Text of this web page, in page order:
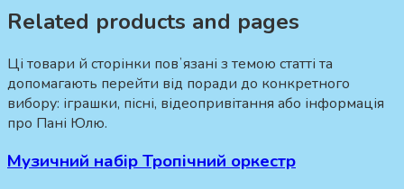
Related products and pages
Ці товари й сторінки повʼязані з темою статті та
допомагають перейти від поради до конкретного
вибору: іграшки, пісні, відеопривітання або інформація
про Пані Юлю.
Музичний набір Тропічний оркестр